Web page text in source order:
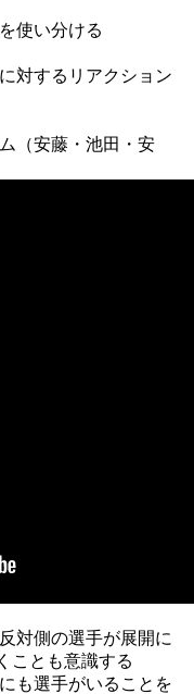
い分ける
するリアクション
安藤・池田・安
側の選手が展開に
ことも意識する
手がいることを